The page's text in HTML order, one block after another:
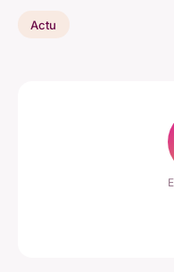
Actu